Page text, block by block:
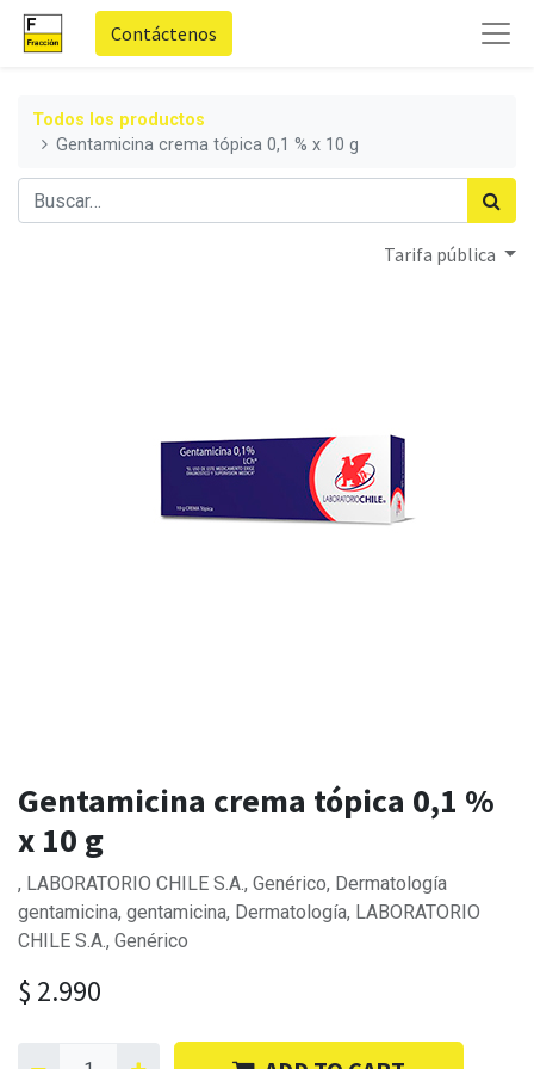
Contáctenos
Todos los productos
Gentamicina crema tópica 0,1 % x 10 g
Tarifa pública
Gentamicina crema tópica 0,1 %
x 10 g
, LABORATORIO CHILE S.A., Genérico, Dermatología
gentamicina, gentamicina, Dermatología, LABORATORIO
CHILE S.A., Genérico
$ 2.990